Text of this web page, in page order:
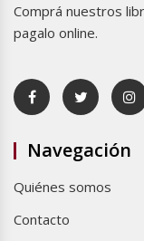
Comprá nuestros
pagalo online.
Navegación
Quiénes somos
Contacto